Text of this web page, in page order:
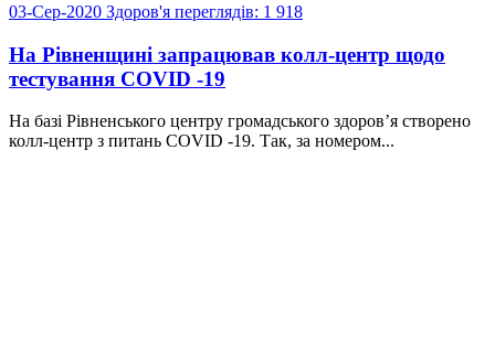
03-Сер-2020 Здоров'я переглядів: 1 918
На Рівненщині запрацював колл-центр щодо
тестування COVID -19
На базі Рівненського центру громадського здоров’я створено
колл-центр з питань COVID -19. Так, за номером...